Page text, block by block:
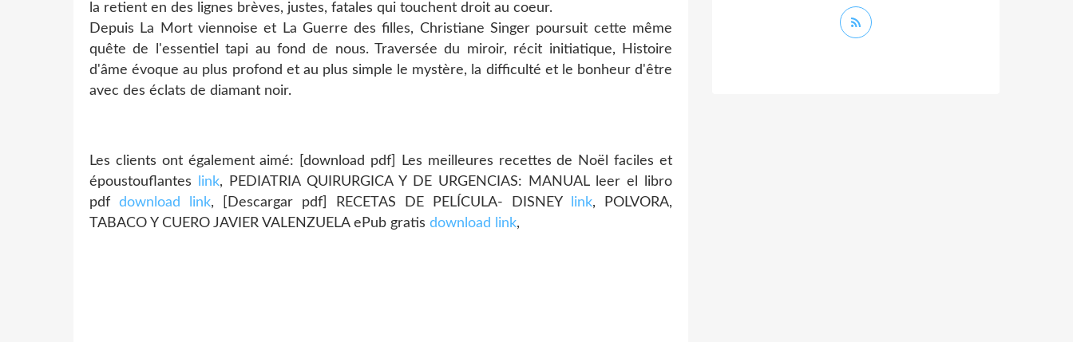
la retient en des lignes brèves, justes, fatales qui touchent droit au coeur.
Depuis La Mort viennoise et La Guerre des filles, Christiane Singer poursuit cette même
quête de l'essentiel tapi au fond de nous. Traversée du miroir, récit initiatique, Histoire
d'âme évoque au plus profond et au plus simple le mystère, la difficulté et le bonheur d'être
avec des éclats de diamant noir.
Les clients ont également aimé: [download pdf] Les meilleures recettes de Noël faciles et
époustouflantes
link, PEDIATRIA QUIRURGICA Y DE URGENCIAS: MANUAL leer el libro
pdf download link, [Descargar pdf] RECETAS DE PELÍCULA- DISNEY link, POLVORA,
TABACO Y CUERO JAVIER VALENZUELA ePub gratis download link,